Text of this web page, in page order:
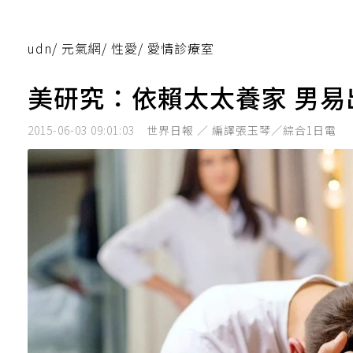
udn/ 元氣網/ 性愛/ 愛情診療室
美研究：依賴太太養家 男
2015-06-03 09:01:03 世界日報 ／ 編譯張玉琴／綜合1日電